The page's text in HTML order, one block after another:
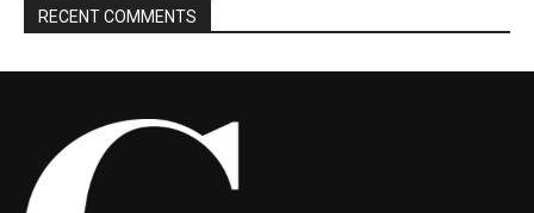
RECENT COMMENTS